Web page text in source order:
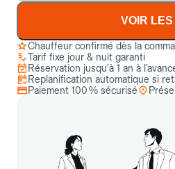
VOIR LES
Chauffeur confirmé dès la
Tarif fixe jour & nuit garanti
Réservation jusqu’à 1 an à
Replanification automatique si
Paiement 100 % sécurisé